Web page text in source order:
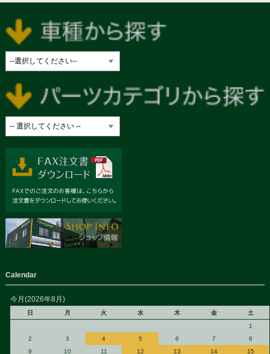
Calendar
今月(2026年8月)
日 月 火 水 木 金
土
1
2
3 4 5 6 7
8
9
10 11 12 13 14
15